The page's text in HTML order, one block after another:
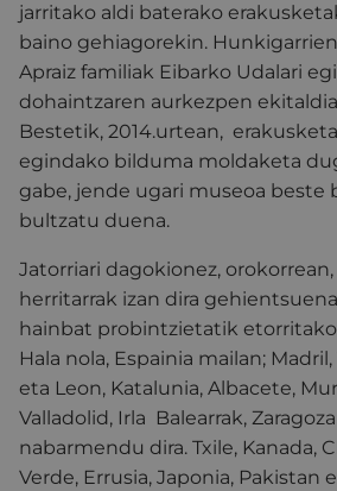
jarritako aldi baterako
baino gehiagorekin.
Apraiz familiak Eibarko Udalari
dohaintzaren aurkezpen
Bestetik, 2014.urtean,
egindako bilduma moldaketa
gabe, jende ugari museoa beste
bultzatu duena.
Jatorriari dagokionez,
herritarrak izan dira
hainbat probintzietatik
Hala nola, Espainia mailan;
eta Leon, Katalunia, Albacete,
Valladolid, Irla Balearrak,
nabarmendu dira. Txile, Kanada,
Verde, Errusia, Japonia, Pakistan